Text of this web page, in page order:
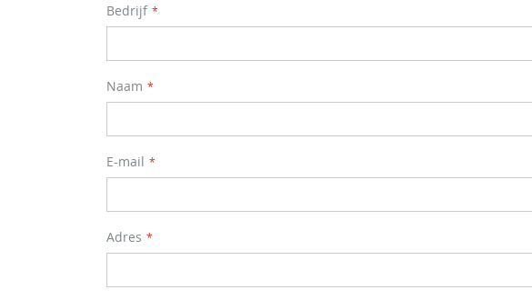
Bedrijf
Naam
E-mail
Adres